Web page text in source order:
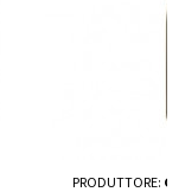
PRODUTTORE: